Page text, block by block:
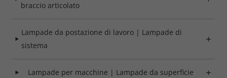
braccio articolato
Lampade da postazione di lavoro | Lampade di
sistema
Lampade per macchine | Lampade da superficie
Marketing